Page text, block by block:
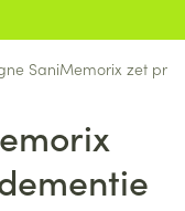
SaniMemorix zet